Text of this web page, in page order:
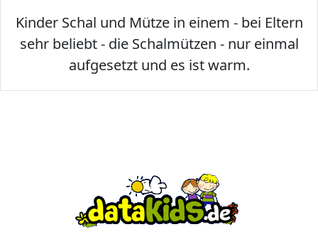
Kinder Schal und Mütze in einem - bei Eltern
sehr beliebt - die Schalmützen - nur einmal
aufgesetzt und es ist warm.